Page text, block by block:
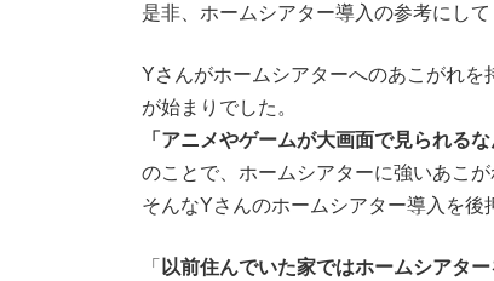
是非、ホームシアター導入の参考にして
Yさんがホームシアターへのあこがれ
が始まりでした。
「アニメやゲームが大画面で見られる
のことで、ホームシアターに強いあこが
そんなYさんのホームシアター導入を後
「 以前住んでいた家ではホームシアタ